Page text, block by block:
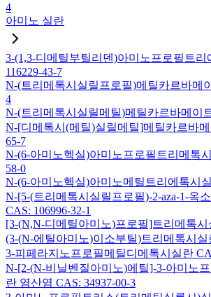
4
아미노 실란
3-(1,3-디메틸부틸리덴)아미노프로필트리
116229-43-7
N-(트리메톡시실릴프로필)메틸카르바메
4
N-(트리메톡시실릴메틸)메틸카르바메이
N-[디메톡시(메틸)실릴메틸]메틸카르바메
65-7
N-(6-아미노헥실)아미노프로필트리메톡
58-0
N-(6-아미노헥실)아미노메틸트리에톡시
N-[5-(트리메톡시실릴프로필)-2-aza-1-옥
CAS: 106996-32-1
[3-(N,N-디메틸아미노)프로필]트리메톡시
(3-(N-에틸아미노)이소부틸)트리메톡시실
3-피페라지노프로필메틸디메톡시실란
N-[2-(N-비닐벤질아미노)에틸]-3-아미노
란 염산염 CAS: 34937-00-3